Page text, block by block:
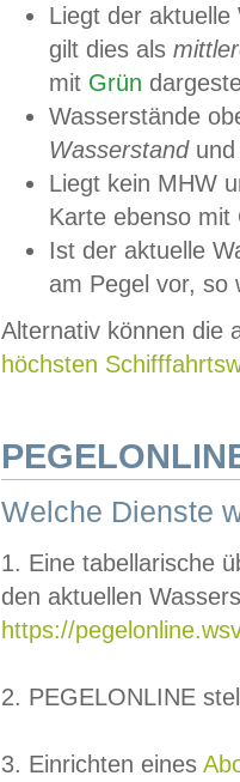
Liegt der
gilt dies als
mit Grün
Wasserstände
Wasserstandund
Liegt kein MHW
Karte ebenso mit
Ist der aktuelle
am Pegel vor,
Alternativ können die
höchsten
Welche Dienste
1. Eine tabellarische
den aktuellen
https://
2. PEGELONLINE
3. Einrichten eines